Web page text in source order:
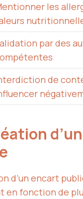
les
par des
de
d’un encart
en fonction de